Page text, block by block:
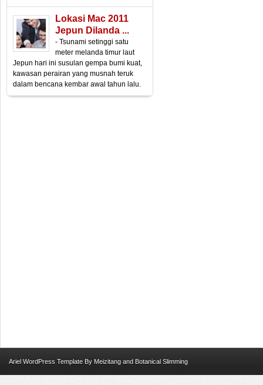
Lokasi Mac 2011
Jepun Dilanda ...
- Tsunami setinggi satu
meter melanda timur laut
Jepun hari ini susulan gempa bumi kuat,
kawasan perairan yang musnah teruk
dalam bencana kembar awal tahun lalu.
Ariel WordPress Template By Meizitang and Botanical Slimming